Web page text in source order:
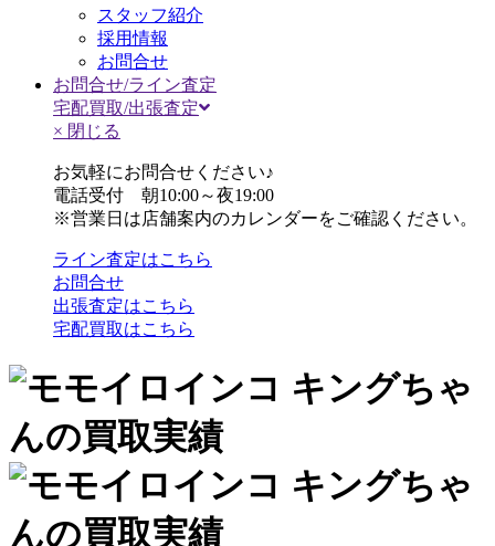
スタッフ紹介
採用情報
お問合せ
お問合せ/ライン査定
宅配買取/出張査定
× 閉じる
お気軽にお問合せください♪
電話受付 朝10:00～夜19:00
※営業日は店舗案内のカレンダーをご確認ください。
ライン査定はこちら
お問合せ
出張査定はこちら
宅配買取はこちら